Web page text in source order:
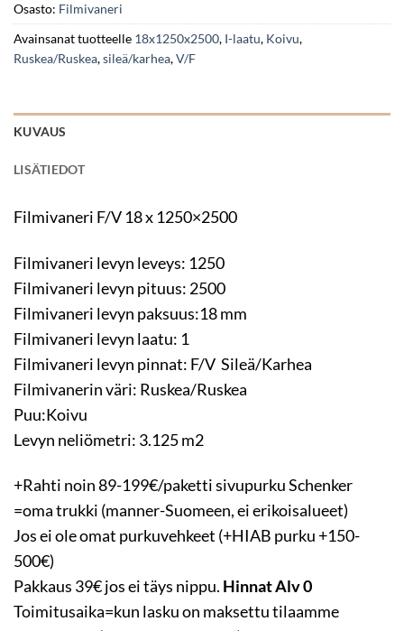
Osasto: Filmivaneri
Avainsanat tuotteelle 18x1250x2500, I-laatu, Koivu,
Ruskea/Ruskea,sileä/karhea,V/F
KUVAUS
LISÄTIEDOT
Filmivaneri F/V 18 x 1250×2500
Filmivaneri levyn leveys: 1250
Filmivaneri levyn pituus: 2500
Filmivaneri levyn paksuus:18 mm
Filmivaneri levyn laatu: 1
Filmivaneri levyn pinnat: F/V Sileä/Karhea
Filmivanerin väri: Ruskea/Ruskea
Puu:Koivu
Levyn neliömetri: 3.125 m2
+Rahti noin 89-199€/paketti sivupurku Schenker
=oma trukki (manner-Suomeen, ei erikoisalueet)
Jos ei ole omat purkuvehkeet (+HIAB purku +150-
500€)
Pakkaus 39€ jos ei täys nippu. Hinnat Alv 0
Toimitusaika=kun lasku on maksettu tilaamme